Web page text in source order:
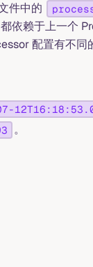
件中的
依赖于上一个
配置有不同
。